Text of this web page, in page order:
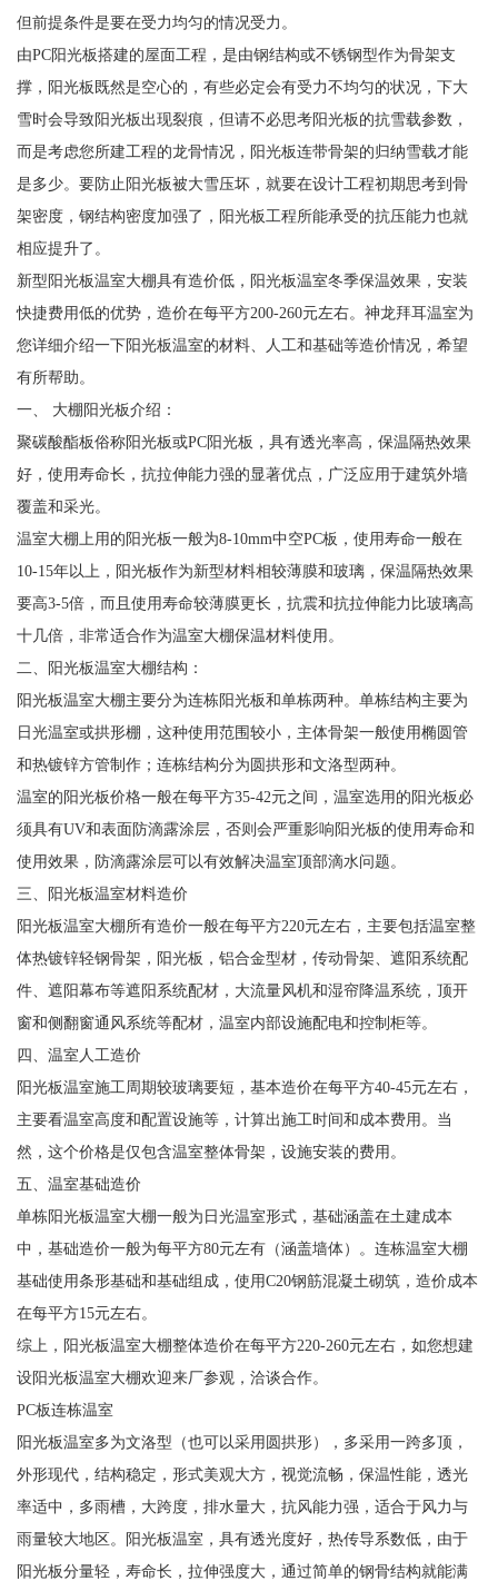
但前提条件是要在受力均匀的情况受力。
由PC阳光板搭建的屋面工程，是由钢结构或不锈钢型作为骨架支
撑，阳光板既然是空心的，有些必定会有受力不均匀的状况，下大
雪时会导致阳光板出现裂痕，但请不必思考阳光板的抗雪载参数，
而是考虑您所建工程的龙骨情况，阳光板连带骨架的归纳雪载才能
是多少。要防止阳光板被大雪压坏，就要在设计工程初期思考到骨
架密度，钢结构密度加强了，阳光板工程所能承受的抗压能力也就
相应提升了。
新型阳光板温室大棚具有造价低，阳光板温室冬季保温效果，安装
快捷费用低的优势，造价在每平方200-260元左右。神龙拜耳温室为
您详细介绍一下阳光板温室的材料、人工和基础等造价情况，希望
有所帮助。
一、 大棚阳光板介绍：
聚碳酸酯板俗称阳光板或PC阳光板，具有透光率高，保温隔热效果
好，使用寿命长，抗拉伸能力强的显著优点，广泛应用于建筑外墙
覆盖和采光。
温室大棚上用的阳光板一般为8-10mm中空PC板，使用寿命一般在
10-15年以上，阳光板作为新型材料相较薄膜和玻璃，保温隔热效果
要高3-5倍，而且使用寿命较薄膜更长，抗震和抗拉伸能力比玻璃高
十几倍，非常适合作为温室大棚保温材料使用。
二、阳光板温室大棚结构：
阳光板温室大棚主要分为连栋阳光板和单栋两种。单栋结构主要为
日光温室或拱形棚，这种使用范围较小，主体骨架一般使用椭圆管
和热镀锌方管制作；连栋结构分为圆拱形和文洛型两种。
温室的阳光板价格一般在每平方35-42元之间，温室选用的阳光板必
须具有UV和表面防滴露涂层，否则会严重影响阳光板的使用寿命和
使用效果，防滴露涂层可以有效解决温室顶部滴水问题。
三、阳光板温室材料造价
阳光板温室大棚所有造价一般在每平方220元左右，主要包括温室整
体热镀锌轻钢骨架，阳光板，铝合金型材，传动骨架、遮阳系统配
件、遮阳幕布等遮阳系统配材，大流量风机和湿帘降温系统，顶开
窗和侧翻窗通风系统等配材，温室内部设施配电和控制柜等。
四、温室人工造价
阳光板温室施工周期较玻璃要短，基本造价在每平方40-45元左右，
主要看温室高度和配置设施等，计算出施工时间和成本费用。当
然，这个价格是仅包含温室整体骨架，设施安装的费用。
五、温室基础造价
单栋阳光板温室大棚一般为日光温室形式，基础涵盖在土建成本
中，基础造价一般为每平方80元左有（涵盖墙体）。连栋温室大棚
基础使用条形基础和基础组成，使用C20钢筋混凝土砌筑，造价成本
在每平方15元左右。
综上，阳光板温室大棚整体造价在每平方220-260元左右，如您想建
设阳光板温室大棚欢迎来厂参观，洽谈合作。
PC板连栋温室
阳光板温室多为文洛型（也可以采用圆拱形），多采用一跨多顶，
外形现代，结构稳定，形式美观大方，视觉流畅，保温性能，透光
率适中，多雨槽，大跨度，排水量大，抗风能力强，适合于风力与
雨量较大地区。阳光板温室，具有透光度好，热传导系数低，由于
阳光板分量轻，寿命长，拉伸强度大，通过简单的钢骨结构就能满